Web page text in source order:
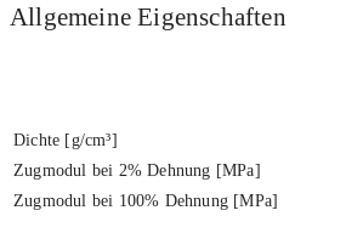
All­ge­mei­ne Eigen­schaf­ten
Dich­te [g/cm³]
Zug­mo­dul bei 2% Deh­nung [MPa]
Zug­mo­dul bei 100% Deh­nung [MPa]